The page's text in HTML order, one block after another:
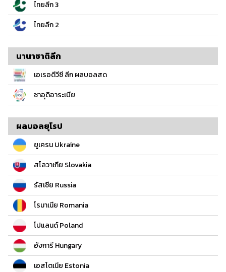
ไทยลีก 3
ไทยลีก 2
นานาชาติลีก
เอเรอดีวีซี ลีก ผลบอลสด
ซาอุดิอาระเบีย
ผลบอลยุโรป
ยูเครน Ukraine
สโลวาเกีย Slovakia
รัสเซีย Russia
โรมาเนีย Romania
โปแลนด์ Poland
ฮังการี Hungary
เอสโตเนีย Estonia